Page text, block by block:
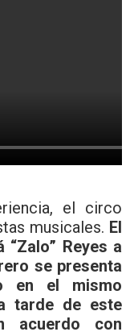
el circo
musicales. El
Reyes a
se presenta
en el mismo
tarde de este
acuerdo con